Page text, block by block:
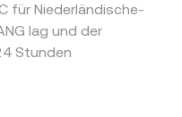
für Niederländische-
lag und der
Stunden